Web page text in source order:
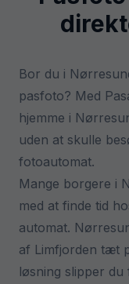
Bor du i
pasfoto? Med
hjemme i
uden at skulle
fotoautomat.
Mange borgere i
med at finde tid
automat.
af Limfjorden tæt
løsning slipper